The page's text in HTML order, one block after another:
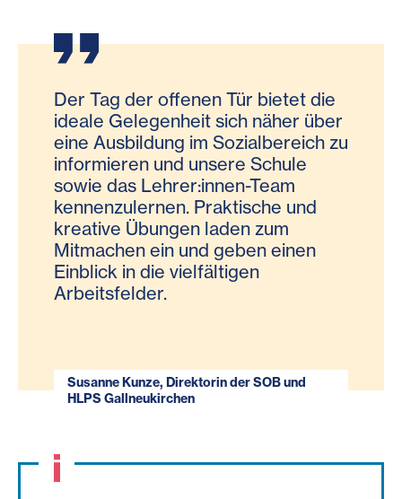
Der Tag der offenen Tür bietet die
ideale Gelegenheit sich näher über
eine Ausbildung im Sozialbereich zu
informieren und unsere Schule
sowie das Lehrer:innen-Team
kennenzulernen. Praktische und
kreative Übungen laden zum
Mitmachen ein und geben einen
Einblick in die vielfältigen
Arbeitsfelder.
Susanne Kunze, Direktorin der SOB und
HLPS Gallneukirchen